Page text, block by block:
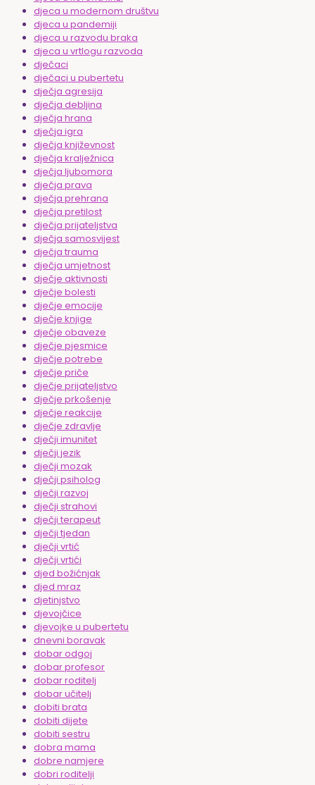
djeca u modernom društvu
djeca u pandemiji
djeca u razvodu braka
djeca u vrtlogu razvoda
dječaci
dječaci u pubertetu
dječja agresija
dječja debljina
dječja hrana
dječja igra
dječja književnost
dječja kralježnica
dječja ljubomora
dječja prava
dječja prehrana
dječja pretilost
dječja prijateljstva
dječja samosvijest
dječja trauma
dječja umjetnost
dječje aktivnosti
dječje bolesti
dječje emocije
dječje knjige
dječje obaveze
dječje pjesmice
dječje potrebe
dječje priče
dječje prijateljstvo
dječje prkošenje
dječje reakcije
dječje zdravlje
dječji imunitet
dječji jezik
dječji mozak
dječji psiholog
dječji razvoj
dječji strahovi
dječji terapeut
dječji tjedan
dječji vrtić
dječji vrtići
djed božićnjak
djed mraz
djetinjstvo
djevojčice
djevojke u pubertetu
dnevni boravak
dobar odgoj
dobar profesor
dobar roditelj
dobar učitelj
dobiti brata
dobiti dijete
dobiti sestru
dobra mama
dobre namjere
dobri roditelji